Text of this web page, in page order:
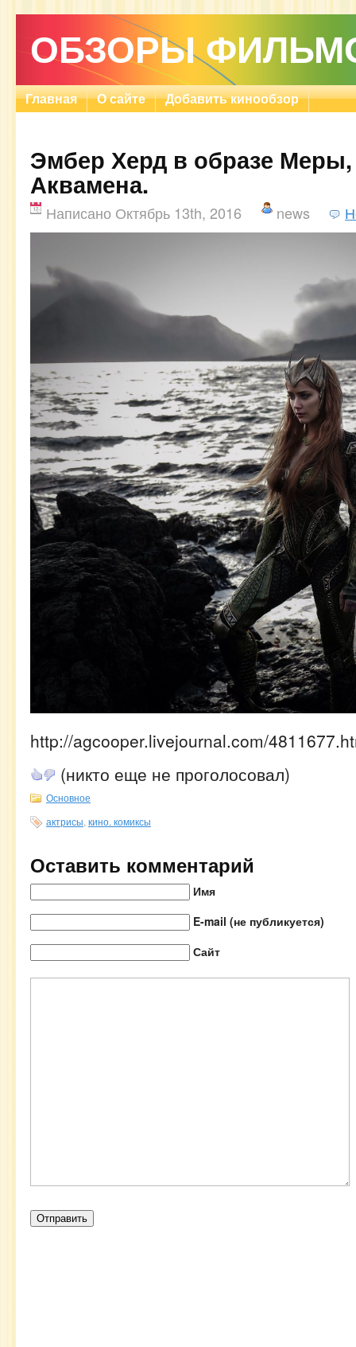
ОБЗОРЫ
Главная О сайте Добавить кинообзор
Эмбер Херд в образе Меры,
Аквамена.
Написано Октябрь 13th, 2016 news
http://agcooper.livejournal.com/
(никто еще не проголосовал)
Основное
актрисы кино. комиксы
Оставить комментарий
Имя
E-mail (не публикуется)
Сайт